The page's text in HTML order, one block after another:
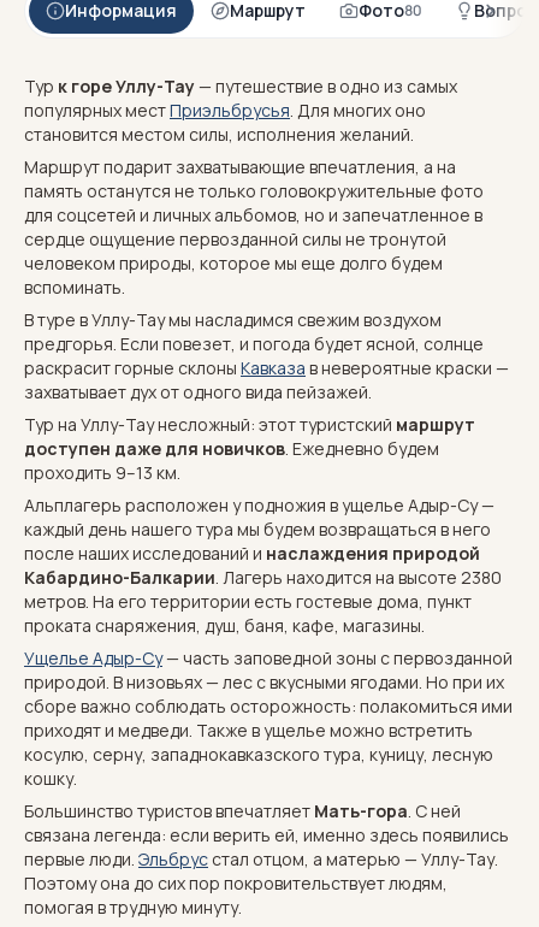
Информация Маршрут Фото80
Тур к горе Уллу-Тау— путешествие в одно из самых
популярных местПриэльбрусья. Для многих оно
становится местом силы, исполнения желаний.
Маршрут подарит захватывающие впечатления, а на
память останутся не только головокружительные фото
для соцсетей и личных альбомов, но и запечатленное в
сердце ощущение первозданной силы не тронутой
человеком природы, которое мы еще долго будем
вспоминать.
В туре в Уллу-Тау мы насладимся свежим воздухом
предгорья. Если повезет, и погода будет ясной, солнце
раскрасит горные склоны Кавказа в невероятные краски —
захватывает дух от одного вида пейзажей.
Тур на Уллу-Тау несложный: этот туристский маршрут
доступен даже для новичков. Ежедневно будем
проходить 9–13 км.
Альплагерь расположен у подножия в ущелье Адыр-Су —
каждый день нашего тура мы будем возвращаться в него
после наших исследований и наслаждения природой
Кабардино-Балкарии. Лагерь находится на высоте 2380
метров. На его территории есть гостевые дома, пункт
проката снаряжения, душ, баня, кафе, магазины.
Ущелье Адыр-Су— часть заповедной зоны с первозданной
природой. В низовьях — лес с вкусными ягодами. Но при их
сборе важно соблюдать осторожность: полакомиться ими
приходят и медведи. Также в ущелье можно встретить
косулю, серну, западнокавказского тура, куницу, лесную
кошку.
Большинство туристов впечатляет Мать-гора. С ней
связана легенда: если верить ей, именно здесь появились
первые люди. Эльбрус стал отцом, а матерью — Уллу-Тау.
Поэтому она до сих пор покровительствует людям,
помогая в трудную минуту.